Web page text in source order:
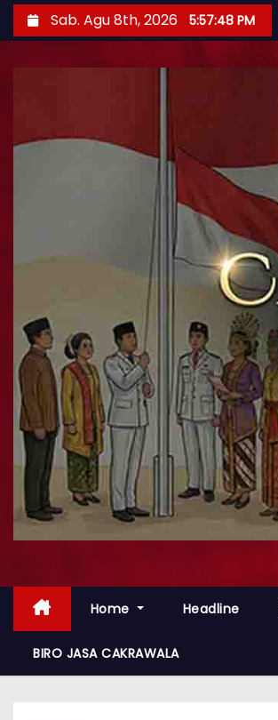
Sab. Agu 8th, 2026 5:57:49 PM
Home Headline
BIRO JASA CAKRAWALA